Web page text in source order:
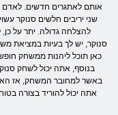
אותם לאתגרים חדשים. לאדם
שני יריבים חלשים סנוקר
להצלחה גדולה. יתר על
סנוקר, יש לך בעיות במציאת
כאן תוכל ליהנות ממשחק
בנוסף, אתה יכול לשחק
באשר למחובר המשחק, אז
אתה יכול להוריד בצורה